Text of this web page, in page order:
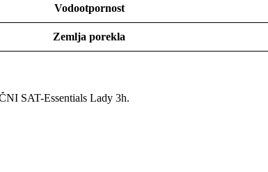
Vodootpornost
Zemlja porekla